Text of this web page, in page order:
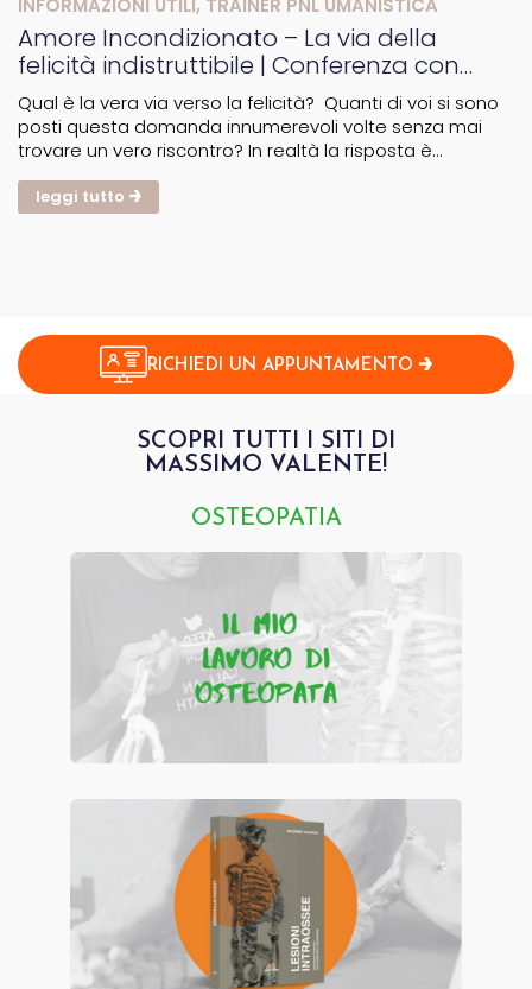
Amore Incondizionato – La via della
felicità indistruttibile | Conferenza con
Mauro Scardovelli
INFORMAZIONI UTILI , TRAINER PNL UMANISTICA
Qual è la vera via verso la felicità? Quanti di voi si sono
posti questa domanda innumerevoli volte senza mai
trovare un vero riscontro? In realtà la risposta è
incondizionato e come praticarlo? Il tutto potete...
leggi tutto
RICHIEDI UN APPUNTAMENTO
SCOPRI TUTTI I SITI DI
MASSIMO VALENTE!
OSTEOPATIA